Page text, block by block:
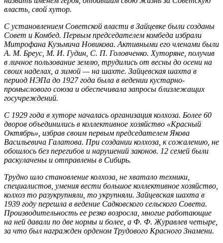
власть, свой хутор.
С установлением Советской власти в Зайцевке были созданы
Совет и Комбед. Первым председателем комбеда избрали
Митрофана Кузьмича Новикова. Активными его членами были
А. М. Бреус, М. И. Гудин, С. П. Головченко. Хуторяне, получив
в личное пользование землю, трудились от весны до осени на
своих наделах, а зимой — на шахте. Зайцевская шахта в
период НЭПа до 1927 года была в ведении кустарно-
промыслового союза и обеспечивала запросы близлежащих
госучреждений.
С 1929 года в хуторе началась организация колхоза. Более 60
дворов объединились в коллективное хозяйство «Красный
Октябрь», избрав своим первым председателем Якова
Васильевича Галатова. При создании колхоза, к сожалению, не
обошлось без перегибов и нарушений законов. 12 семей были
раскулачены и отправлены в Сибирь.
Трудно шло становление колхоза, не хватало техники,
специалистов, умения вести большое коллективное хозяйство,
колхоз то разукрупняли, то укрупняли. Зайцевская шахта в
1939 году перешла в ведение Садковского сельского Совета.
Производительность ее резко возросла, многие работающие
на ней давали по две нормы и более, а Ф. Ф. Журавлев четыре,
за что был награжден орденом Трудового Красного Знамени.